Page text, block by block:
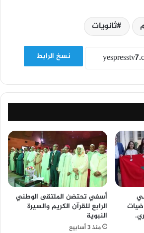
ثانويات
نسخ الرابط
أسفي تحتضن الملتقى الوطني
الرابع للقرآن الكريم والسيرة
النبوية
منذ 3 أسابيع